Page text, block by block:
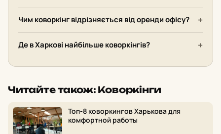
Чим коворкінг відрізняється від оренди офісу?
Де в Харкові найбільше коворкінгів?
Читайте також: Коворкінги
Топ-8 коворкингов Харькова для
комфортной работы